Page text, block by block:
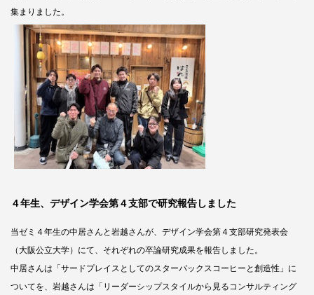
集まりました。
４年生、デザイン学会第４支部で研究報告しました
当ゼミ４年生の中居さんと岩越さんが、デザイン学会第４支部研究発表会
（大阪公立大学）にて、それぞれの卒論研究成果を報告しました。
中居さんは「サードプレイスとしてのスターバックスコーヒーと創造性」に
ついてを、岩越さんは「リーダーシップスタイルから見るコンサルティング